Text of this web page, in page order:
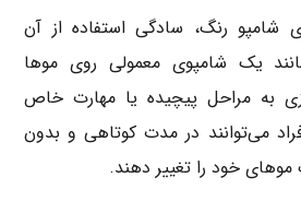
شامپو رنگ، سادگی استفاده از آن
یک شامپوی معمولی روی موها
به مراحل پیچیده یا مهارت خاص
می‌توانند در مدت کوتاهی و بدون
موهای خود را تغییر دهند.